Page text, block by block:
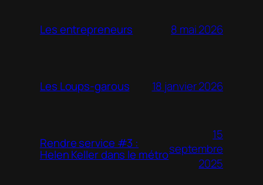
Les entrepreneurs 8 mai 2026
Les Loups-garous 18 janvier 2026
Rendre service #3 :
Helen Keller dans le métro
15
septembre
2025